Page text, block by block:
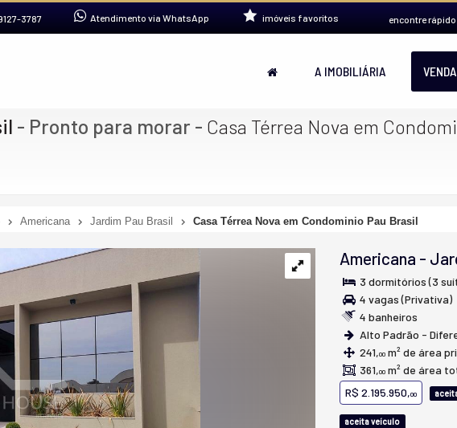
3787 Atendimento via WhatsApp encontre rápido
imóveis favoritos
A IMOBILIÁRIA
- Pronto para morar - Casa Térrea Nova em
Americana Jardim Pau Brasil Casa Térrea Nova em Condominio Pau Brasil
Americana -
3 dormitórios (3
4 vagas (Privativa)
4 banheiros
Alto Padrão -
241,00 m² de área
361,00 m² de área
R$ 2.195.950,00
aceita veículo